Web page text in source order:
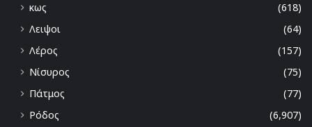
κως
(618)
Λειψοι
(64)
Λέρος
(157)
Νίσυρος
(75)
Πάτμος
(77)
Ρόδος
(6,907)